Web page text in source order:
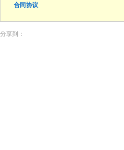
合同协议
分享到：